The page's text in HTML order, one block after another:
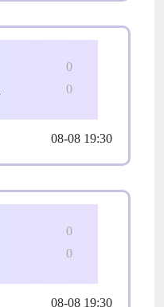
0
0
08-08 19:30
0
0
08-08 19:30